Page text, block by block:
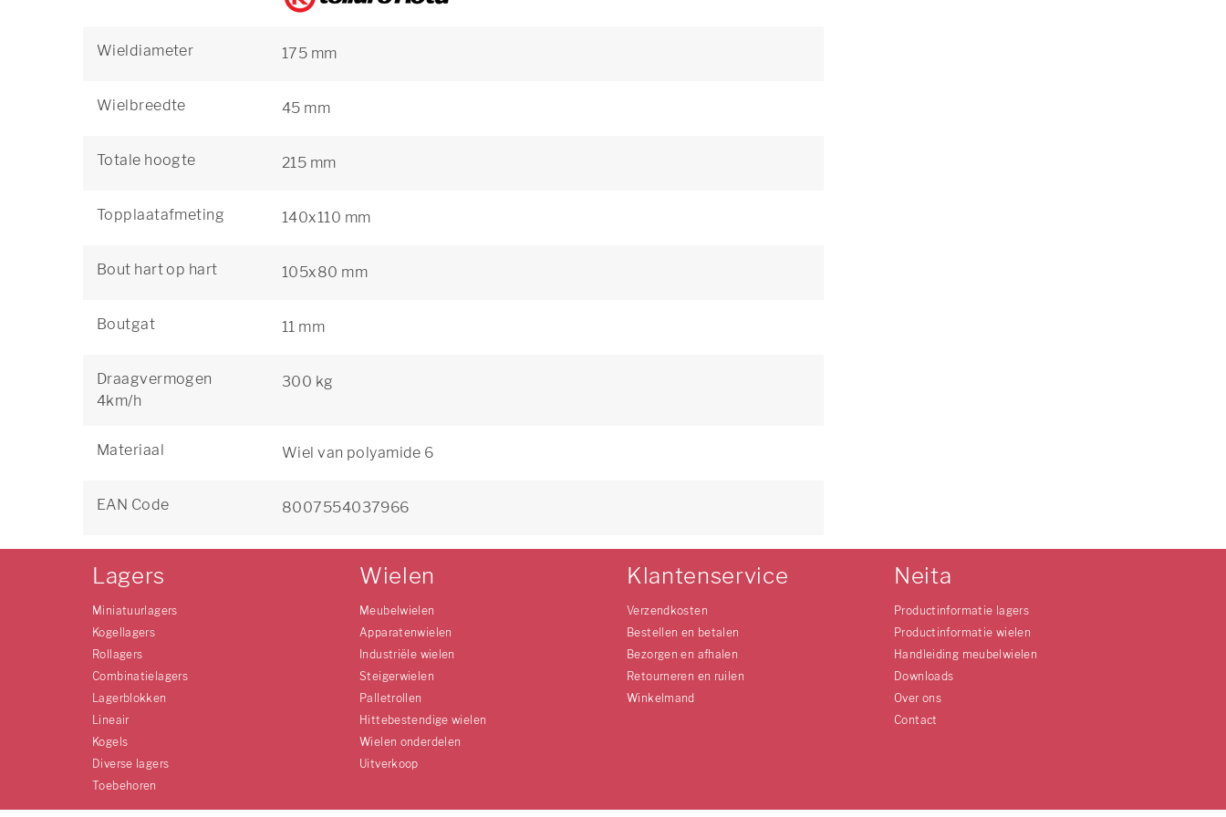
Wieldiameter 175 mm
Wielbreedte 45 mm
Totale hoogte 215 mm
Topplaatafmeting 140x110 mm
Bout hart op hart 105x80 mm
Boutgat 11 mm
Draagvermogen
4km/h
300 kg
Materiaal Wiel van polyamide 6
EAN Code 8007554037966
Lagers
Miniatuurlagers
Kogellagers
Rollagers
Combinatielagers
Lagerblokken
Lineair
Kogels
Diverse lagers
Toebehoren
Wielen
Meubelwielen
Apparatenwielen
Industriële wielen
Steigerwielen
Palletrollen
Hittebestendige wielen
Wielen onderdelen
Uitverkoop
Klantenservice
Verzendkosten
Bestellen en betalen
Bezorgen en afhalen
Retourneren en ruilen
Winkelmand
Neita
Productinformatie lagers
Productinformatie wielen
Handleiding meubelwielen
Downloads
Over ons
Contact